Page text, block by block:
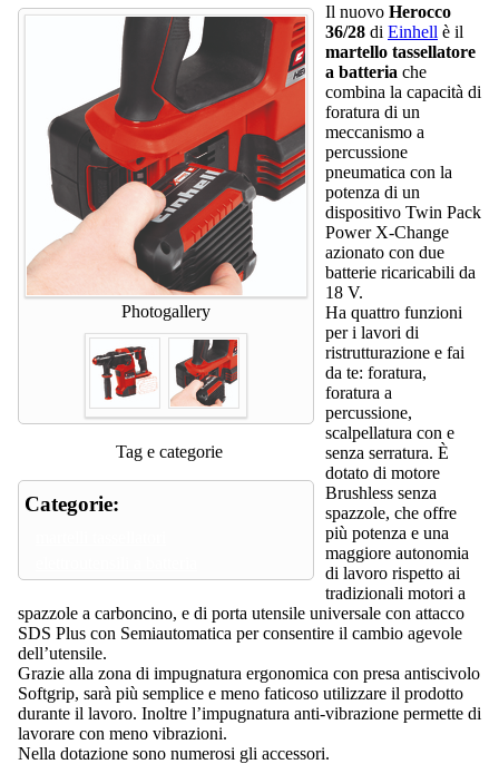
Photogallery
Tag e categorie
Categorie:
Il nuovo Herocco
36/28 di Einhell è il
martello tassellatore
a batteria che
combina la capacità di
foratura di un
meccanismo a
percussione
pneumatica con la
potenza di un
dispositivo Twin Pack
Power X-Change
azionato con due
batterie ricaricabili da
18 V.
Ha quattro funzioni
per i lavori di
ristrutturazione e fai
da te: foratura,
foratura a
percussione,
scalpellatura con e
senza serratura. È
dotato di motore
Brushless senza
spazzole, che offre
più potenza e una
maggiore autonomia
di lavoro rispetto ai
tradizionali motori a
spazzole a carboncino, e di porta utensile universale con attacco
SDS Plus con Semiautomatica per consentire il cambio agevole
dell’utensile.
Grazie alla zona di impugnatura ergonomica con presa antiscivolo
Softgrip, sarà più semplice e meno faticoso utilizzare il prodotto
durante il lavoro. Inoltre l’impugnatura anti-vibrazione permette di
lavorare con meno vibrazioni.
Nella dotazione sono numerosi gli accessori.